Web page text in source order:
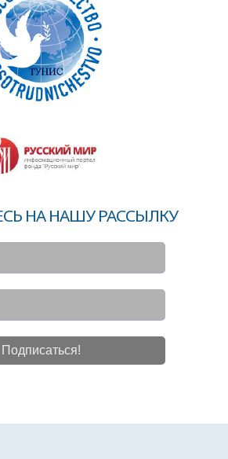
НА НАШУ РАССЫЛКУ